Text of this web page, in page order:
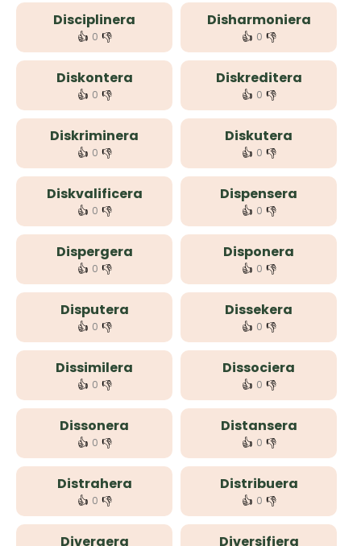
Disciplinera
👍 0 👎
Disharmoniera
👍 0 👎
Diskontera
👍 0 👎
Diskreditera
👍 0 👎
Diskriminera
👍 0 👎
Diskutera
👍 0 👎
Diskvalificera
👍 0 👎
Dispensera
👍 0 👎
Dispergera
👍 0 👎
Disponera
👍 0 👎
Disputera
👍 0 👎
Dissekera
👍 0 👎
Dissimilera
👍 0 👎
Dissociera
👍 0 👎
Dissonera
👍 0 👎
Distansera
👍 0 👎
Distrahera
👍 0 👎
Distribuera
👍 0 👎
Divergera Diversifiera